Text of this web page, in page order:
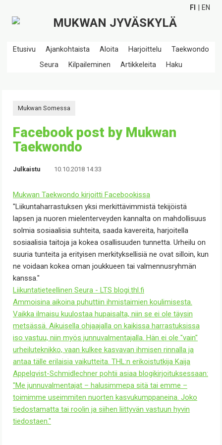
FI EN
Etusivu Ajankohtaista Aloita Harjoittelu
Taekwondo
Seura
Kilpaileminen Artikkeleita Haku
Mukwan Somessa
Facebook post by Mukwan
Taekwondo
Julkaistu 10.10.2018 14:33
Mukwan Taekwondo kirjoitti Facebookissa
"Liikuntaharrastuksen yksi merkittävimmistä tekijöistä
lapsen ja nuoren mielenterveyden kannalta on mahdollisuus
solmia sosiaalisia suhteita, saada kavereita, harjoitella
sosiaalisia taitoja ja kokea osallisuuden tunnetta. Urheilu on
suuria tunteita ja erityisen merkityksellisiä ne ovat silloin, kun
ne voidaan kokea oman joukkueen tai valmennusryhmän
kanssa."
Liikuntatieteellinen Seura - LTS blogi.thl.fi
Ammoisina aikoina puhuttiin ihmistaimien koulimisesta.
Vaikka ilmaisu kuulostaa hupaisalta, niin se ei ole täysin
metsässä. Aikuisella ohjaajalla on kaikissa harrastuksissa
iso vastuu, niin myös junnuvalmentajalla. Hän ei ole "vain"
urheiluteknikko, vaan kulkee kasvavan ihmisen rinnalla ja
antaa tälle erilaisia vaikutteita. THL:n erikoistutkija Kaija
Appelqvist-Schmidlechner pohtii asiaa blogikirjoituksessaan:
"Me junnuvalmentajat – halusimmepa sitä tai emme –
toimimme useimmiten nuorten kasvukumppaneina. Joko
tiedostamatta tai roolin ja siihen liittyvän vastuun hyvin
tiedostaen."